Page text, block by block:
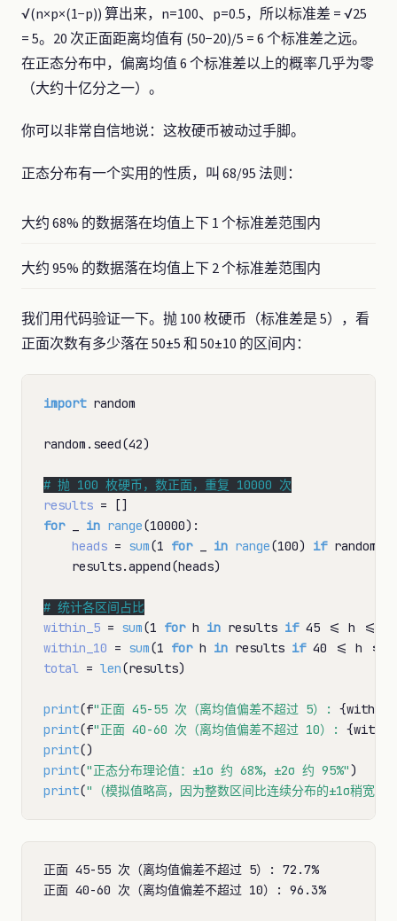
√(n×p×(1−p)) 算出来，n=100、p=0.5，所以标准差 = √25
= 5。20 次正面距离均值有 (50−20)/5 = 6 个标准差之远。
在正态分布中，偏离均值 6 个标准差以上的概率几乎为零
（大约十亿分之一）。
你可以非常自信地说：这枚硬币被动过手脚。
正态分布有一个实用的性质，叫 68/95 法则：
大约 68% 的数据落在均值上下 1 个标准差范围内
大约 95% 的数据落在均值上下 2 个标准差范围内
我们用代码验证一下。抛 100 枚硬币（标准差是 5），看
正面次数有多少落在 50±5 和 50±10 的区间内：
import random
random.seed(42)
#
results =
for _ in range(10000):
heads = sum(1 for _ in range(100) if
    results.append(heads)
#
within_5 = sum(1 for h in results if 45 <= h
<=
within_10 = sum(1 for h in results if 40 <= h
<=
total
= len(results)
print(f"正面 45-55 次（离均值偏差不超过 5）:
print(f"正面 40-60 次（离均值偏差不超过 10）:
print
print("正态分布理论值：±1σ 约 68%，±2σ 约 95%"
print("（模拟值略高，因为整数区间比连续分布的±1σ稍宽）"
正面 45-55 次（离均值偏差不超过 5）: 72.7%
正面 40-60 次（离均值偏差不超过 10）: 96.3%